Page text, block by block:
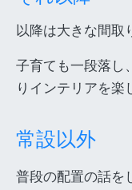
以降は大きな間取
子育ても一段落し
りインテリアを楽
常設以外
普段の配置の話を